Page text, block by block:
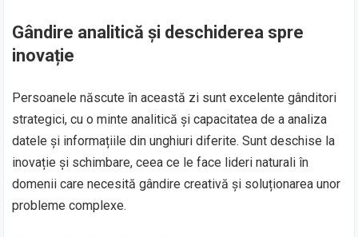
Gândire analitică și deschiderea spre
inovație
Persoanele născute în această zi sunt excelente gânditori
strategici, cu o minte analitică și capacitatea de a analiza
datele și informațiile din unghiuri diferite. Sunt deschise la
inovație și schimbare, ceea ce le face lideri naturali în
domenii care necesită gândire creativă și soluționarea unor
probleme complexe.